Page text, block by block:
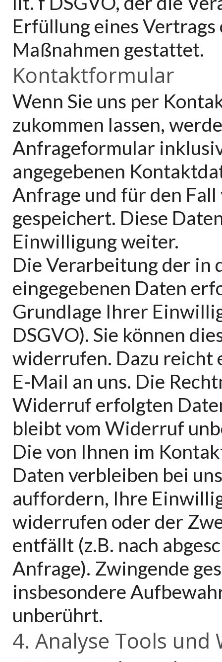
Erfüllung eines
Maßnahmen gestattet.
Kontaktformular
Wenn Sie uns per
zukommen lassen,
Anfrageformular
angegebenen
Anfrage und für den
gespeichert. Diese
Einwilligung weiter.
Die Verarbeitung der in
eingegebenen Daten
Grundlage Ihrer
DSGVO). Sie können
widerrufen. Dazu reicht
E-Mail an uns. Die
Widerruf erfolgten
bleibt vom Widerruf
Die von Ihnen im
Daten verbleiben bei
auffordern, Ihre
widerrufen oder der
entfällt (z.B. nach
Anfrage). Zwingende
insbesondere
unberührt.
4. Analyse Tools und